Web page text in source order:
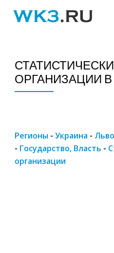
ОРГАНИЗАЦИИ
Регионы - Украина -
- Государство, Власть -
организации